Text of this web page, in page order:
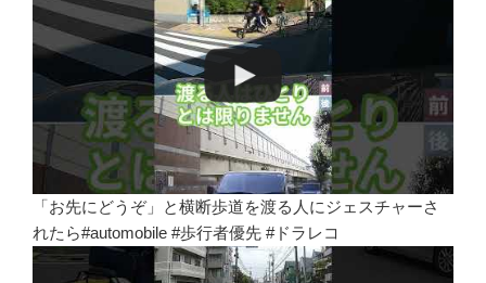
「お先にどうぞ」と横断歩道を渡る人にジェスチャーさ
れたら#automobile #歩行者優先 #ドラレコ